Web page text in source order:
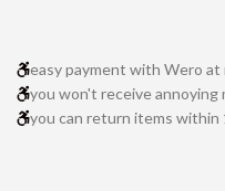
easy payment with Wero
you won't receive annoying
you can return items within